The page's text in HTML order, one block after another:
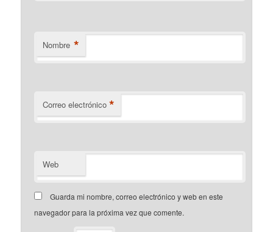
Nombre *
Correo electrónico *
Web
Guarda mi nombre, correo electrónico y web en este
navegador para la próxima vez que comente.